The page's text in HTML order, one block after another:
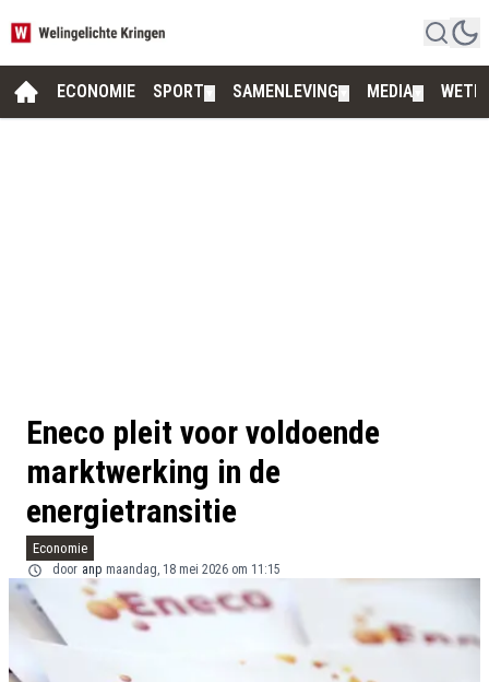
ECONOMIE SPORT SAMENLEVING MEDIA
Eneco pleit voor voldoende
marktwerking in de
energietransitie
Economie
door anp maandag, 18 mei 2026 om 11:15